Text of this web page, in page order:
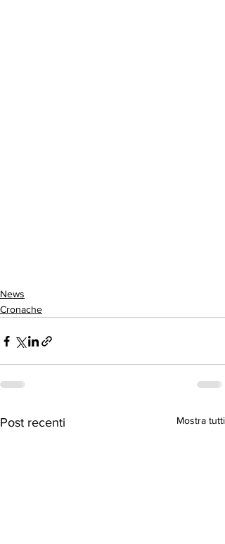
News
Cronache
Post recenti Mostra tutti